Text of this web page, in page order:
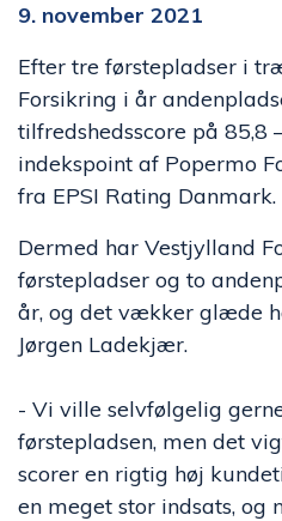
9. november 2021
Efter tre førstepladser i
Forsikring i år
tilfredshedsscore på 85,8
indekspoint af Popermo
fra EPSI Rating Danmark.
Dermed har Vestjylland
førstepladser og to
år, og det vækker glæde
Jørgen Ladekjær.
- Vi ville selvfølgelig
førstepladsen, men det
scorer en rigtig høj
en meget stor indsats, og